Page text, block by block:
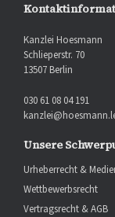
Kanzlei Hoesmann
Schlieperstr. 70
13507 Berlin
030 61 08 04 191
Unsere
Urheberrecht &
Wettbewerbsrecht
Vertragsrecht & AGB